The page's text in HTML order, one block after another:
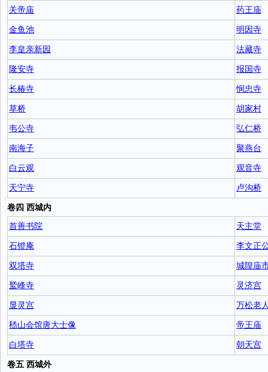
关帝庙
药王庙
金鱼池 明因寺
李皇亲新园 法藏寺
隆安寺 报国寺
长椿寺 悯忠寺
草桥 胡家村
韦公寺 弘仁桥
南海子 聚燕台
白云观 观音寺
天宁寺 卢沟桥
卷四 西城内
首善书院
天主堂
石镫庵 李文正
双塔寺 城隍庙
鹫峰寺 灵济宫
显灵宫 万松老
嵇山会馆唐大士像 帝王庙
白塔寺 朝天宫
卷五 西城外